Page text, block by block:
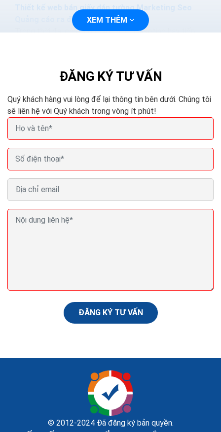
Thiết kế web bán giấy dán tường Marketing Seo
Quảng cáo ra đơn 100%
Trong thời đại công nghệ 4.0 việc marketing hay tiếp
thiệu...
XEM THÊM
ĐĂNG KÝ TƯ VẤN
Quý khách hàng vui lòng để lại thông tin bên dưới. Chúng tôi
sẽ liên hệ với Quý khách trong vòng ít phút!
ĐĂNG KÝ TƯ VẤN
© 2012-2024 Đã đăng ký bản quyền.